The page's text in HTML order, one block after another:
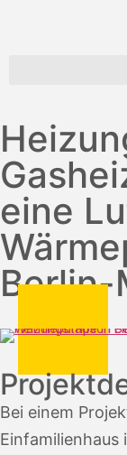
eine
Bei einem
Einfamilienhaus